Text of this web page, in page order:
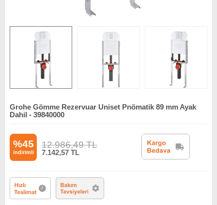
Grohe Gömme Rezervuar Uniset Pnömatik 89 mm Ayak
Dahil - 39840000
%45
indirimli
12.986,49TL
7.142,57 TL